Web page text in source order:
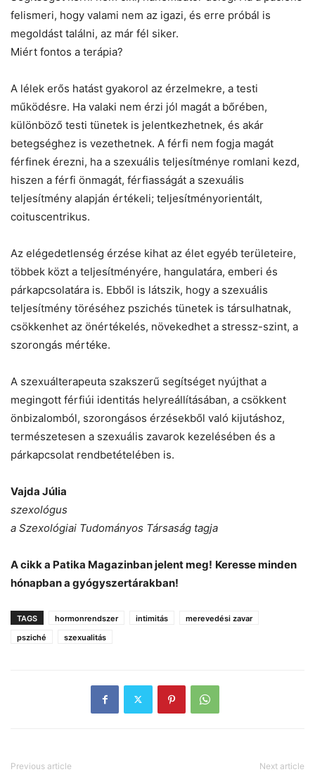
felismeri, hogy valami nem az igazi, és erre próbál is
megoldást találni, az már fél siker.
Miért fontos a terápia?
A lélek erős hatást gyakorol az érzelmekre, a testi
működésre. Ha valaki nem érzi jól magát a bőrében,
különböző testi tünetek is jelentkezhetnek, és akár
betegséghez is vezethetnek. A férfi nem fogja magát
férfinek érezni, ha a szexuális teljesítménye romlani kezd,
hiszen a férfi önmagát, férfiasságát a szexuális
teljesítmény alapján értékeli; teljesítményorientált,
coituscentrikus.
Az elégedetlenség érzése kihat az élet egyéb területeire,
többek közt a teljesítményére, hangulatára, emberi és
párkapcsolatára is. Ebből is látszik, hogy a szexuális
teljesítmény töréséhez pszichés tünetek is társulhatnak,
csökkenhet az önértékelés, növekedhet a stressz-szint, a
szorongás mértéke.
A szexuálterapeuta szakszerű segítséget nyújthat a
megingott férfiúi identitás helyreállításában, a csökkent
önbizalomból, szorongásos érzésekből való kijutáshoz,
természetesen a szexuális zavarok kezelésében és a
párkapcsolat rendbetételében is.
Vajda Júlia
szexológus
a Szexológiai Tudományos Társaság tagja
A cikk a Patika Magazinban jelent meg! Keresse minden
hónapban a gyógyszertárakban!
TAGS hormonrendszer intimitás
merevedési zavar
psziché
szexualitás
Previous article Next article